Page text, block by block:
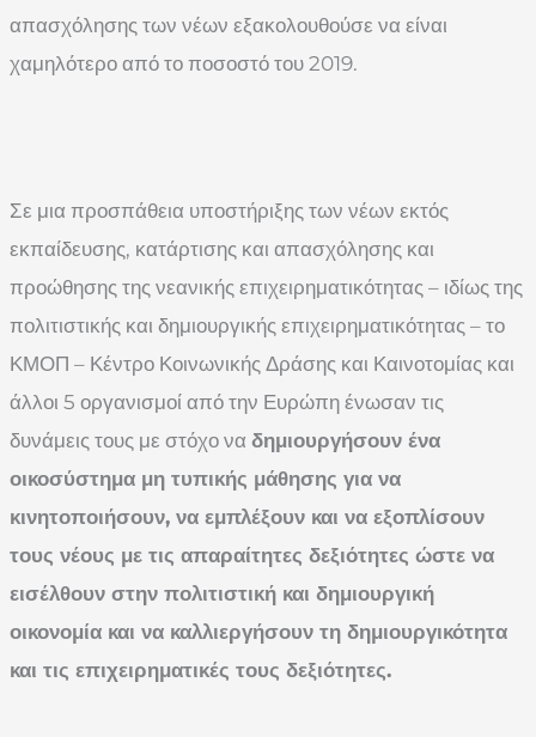
απασχόλησης των νέων εξακολουθούσε να είναι
χαμηλότερο από το ποσοστό του 2019.
Σε μια προσπάθεια υποστήριξης των νέων εκτός
εκπαίδευσης, κατάρτισης και απασχόλησης και
προώθησης της νεανικής επιχειρηματικότητας – ιδίως της
πολιτιστικής και δημιουργικής επιχειρηματικότητας – το
ΚΜΟΠ – Κέντρο Κοινωνικής Δράσης και Καινοτομίας και
άλλοι 5 οργανισμοί από την Ευρώπη ένωσαν τις
δυνάμεις τους με στόχο να δημιουργήσουν ένα
οικοσύστημα μη τυπικής μάθησης για να
κινητοποιήσουν, να εμπλέξουν και να εξοπλίσουν
τους νέους με τις απαραίτητες δεξιότητες ώστε να
εισέλθουν στην πολιτιστική και δημιουργική
οικονομία και να καλλιεργήσουν τη δημιουργικότητα
και τις επιχειρηματικές τους δεξιότητες.